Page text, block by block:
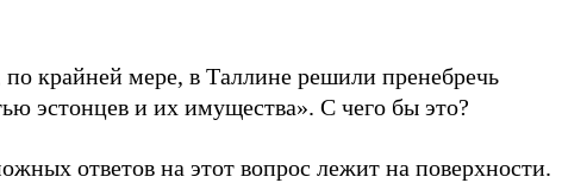
по крайней мере, в Таллине решили пренебречь
эстонцев и их имущества». С чего бы это?
ответов на этот вопрос лежит на поверхности.